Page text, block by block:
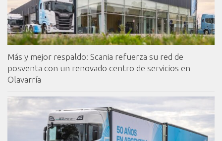
Más y mejor respaldo: Scania refuerza su red de
posventa con un renovado centro de servicios en
Olavarría